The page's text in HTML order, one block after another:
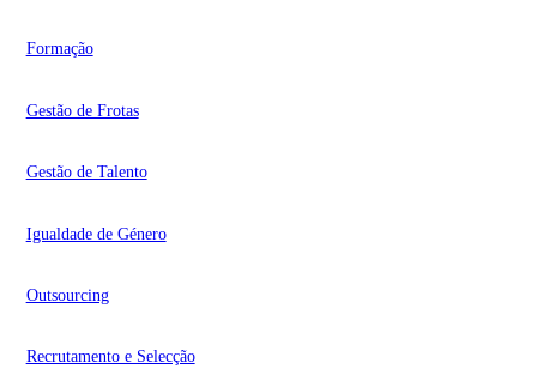
Formação
Gestão de Frotas
Gestão de Talento
Igualdade de Género
Outsourcing
Recrutamento e Selecção